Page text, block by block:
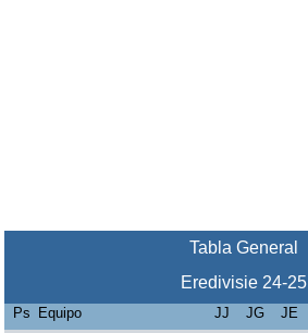
Tabla General
Eredivisie 24-25
Ps Equipo JJ JG JE